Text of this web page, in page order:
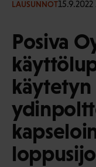
LAUSUNNOT15.9.2022
Posiva
käytetyn